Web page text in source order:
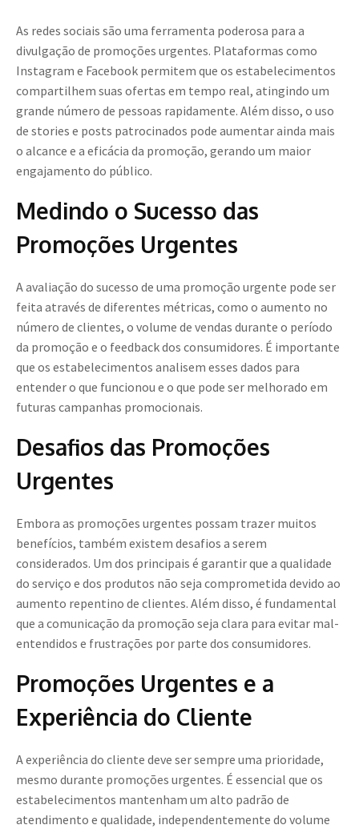
As redes sociais são uma ferramenta poderosa para a
divulgação de promoções urgentes. Plataformas como
Instagram e Facebook permitem que os estabelecimentos
compartilhem suas ofertas em tempo real, atingindo um
grande número de pessoas rapidamente. Além disso, o uso
de stories e posts patrocinados pode aumentar ainda mais
o alcance e a eficácia da promoção, gerando um maior
engajamento do público.
Medindo o Sucesso das
Promoções Urgentes
A avaliação do sucesso de uma promoção urgente pode ser
feita através de diferentes métricas, como o aumento no
número de clientes, o volume de vendas durante o período
da promoção e o feedback dos consumidores. É importante
que os estabelecimentos analisem esses dados para
entender o que funcionou e o que pode ser melhorado em
futuras campanhas promocionais.
Desafios das Promoções
Urgentes
Embora as promoções urgentes possam trazer muitos
benefícios, também existem desafios a serem
considerados. Um dos principais é garantir que a qualidade
do serviço e dos produtos não seja comprometida devido ao
aumento repentino de clientes. Além disso, é fundamental
que a comunicação da promoção seja clara para evitar mal-
entendidos e frustrações por parte dos consumidores.
Promoções Urgentes e a
Experiência do Cliente
A experiência do cliente deve ser sempre uma prioridade,
mesmo durante promoções urgentes. É essencial que os
estabelecimentos mantenham um alto padrão de
atendimento e qualidade, independentemente do volume